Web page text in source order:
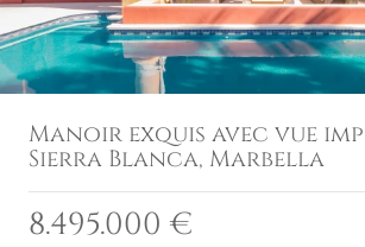
Manoir exquis avec vue
Sierra Blanca, Marbella
8.495.000 €